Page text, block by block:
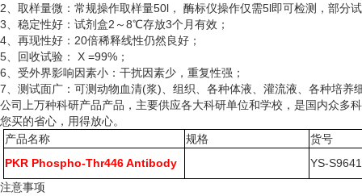
2、取样量微：常规操作取样量50l， 酶标仪操作仅需5l即可检测，部分
3、稳定性好：试剂盒2～8℃存放3个月有效；
4、再现性好：20倍稀释线性仍然良好；
5、回收试验： X =99%；
6、受外界影响因素小：干扰因素少，重复性强；
7、测试面广：可测动物血清(浆)、组织、各种体液、灌流液、各种培
公司上万种科研产品产品，主要供应各大科研单位和学校，是国内众多
您买的省心，用得放心。
产品名称
规格
货号
PKR Phospho-Thr446 Antibody
YS-
注意事项